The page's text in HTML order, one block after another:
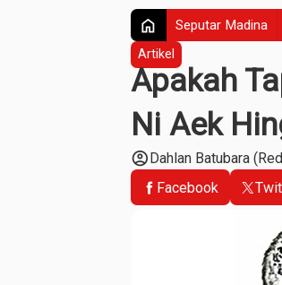
home Seputar Madina
Artikel
Apakah
Ni Aek
account_circleDahlan Batubara
Facebook